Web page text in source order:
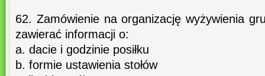
62. Zamówienie na organizację wyżywienia
zawierać informacji o:
a. dacie i godzinie posiłku
b. formie ustawienia stołów